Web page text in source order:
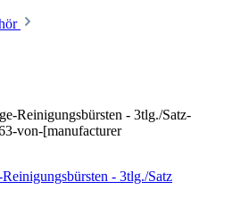
- 3tlg./Satz